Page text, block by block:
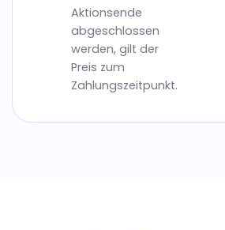
Aktionsende
abgeschlossen
werden, gilt der
Preis zum
Zahlungszeitpunkt.